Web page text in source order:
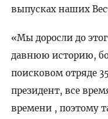
выпусках наших
«Мы доросли до
давнюю историю,
поисковом отряде
президент, все
времени , поэтому